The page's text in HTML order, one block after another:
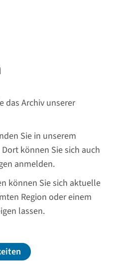
das Archiv unserer
Sie in unserem
Dort können Sie sich auch
anmelden.
können Sie sich aktuelle
Region oder einem
lassen.